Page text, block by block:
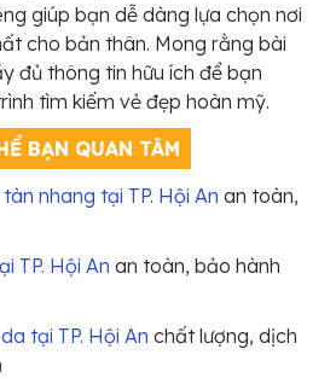
giúp bạn dễ dàng lựa chọn nơi
cho bản thân. Mong rằng bài
đủ thông tin hữu ích để bạn
tìm kiếm vẻ đẹp hoàn mỹ.
BẠN QUAN TÂM
nhang tại TP. Hội An an toàn,
TP. Hội An an toàn, bảo hành
tại TP. Hội An chất lượng, dịch